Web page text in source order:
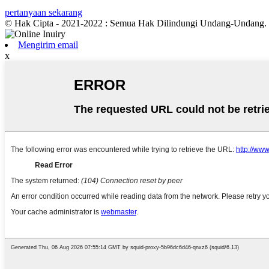
pertanyaan sekarang
© Hak Cipta - 2021-2022 : Semua Hak Dilindungi Undang-Undang.
Mengirim email
x